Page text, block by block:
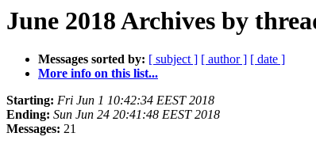
June 2018 Archives by
Messages sorted by: [ subject ] [ author ] [ date ]
More info on this list...
Starting: Fri Jun 1 10:42:34 EEST 2018
Ending: Sun Jun 24 20:41:48 EEST 2018
Messages: 21